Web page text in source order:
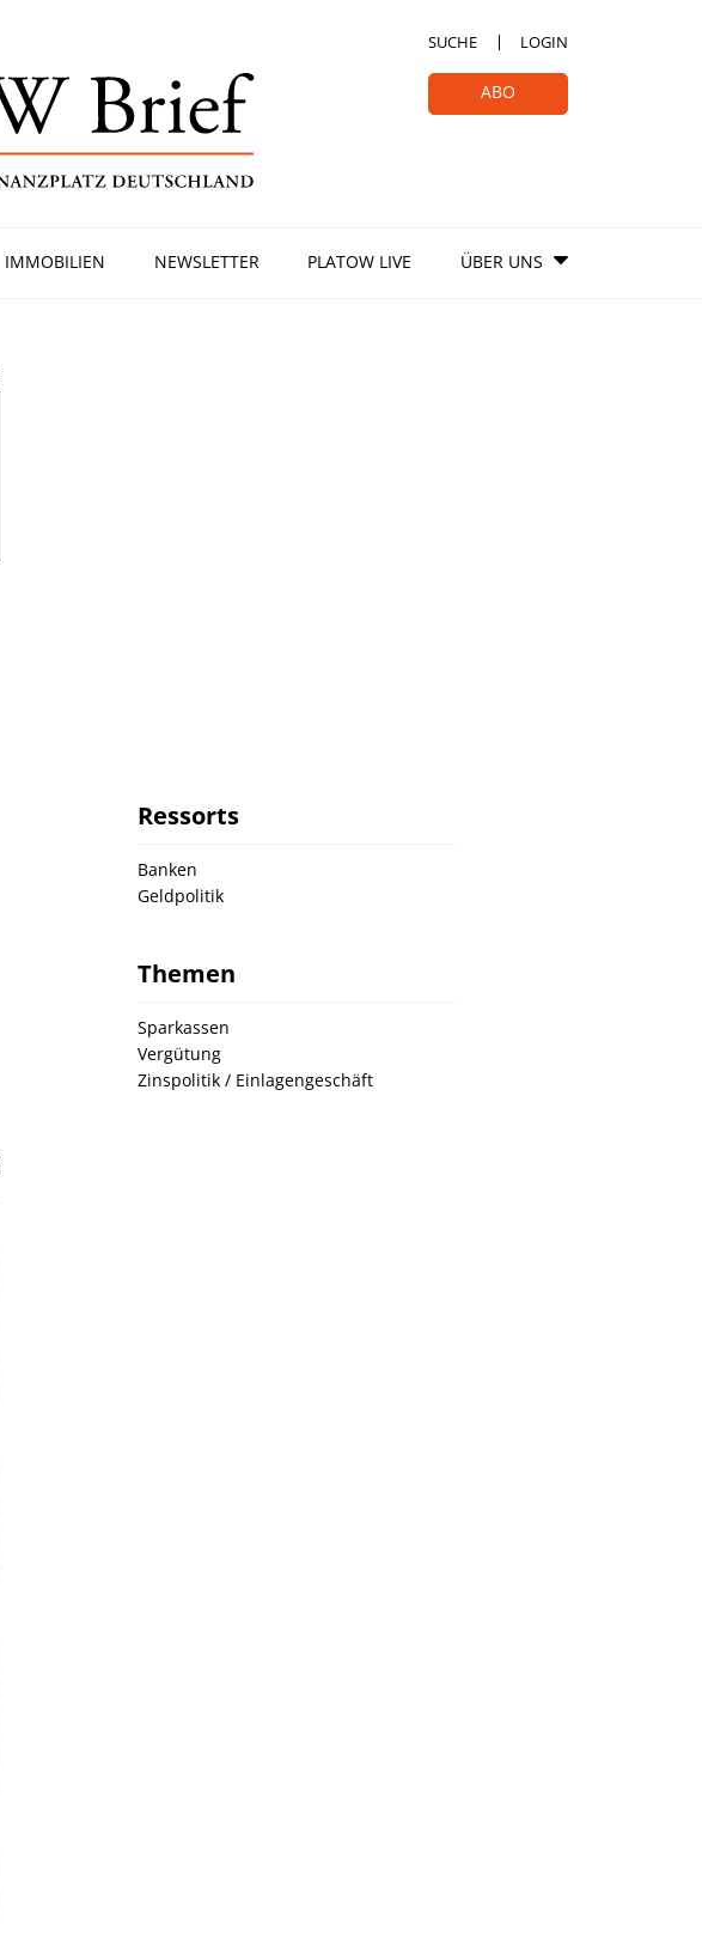
SUCHE LOGIN
ABO
IMMOBILIEN NEWSLETTER PLATOW LIVE ÜBER UNS
Ressorts
Banken
Geldpolitik
Themen
Sparkassen
Vergütung
Zinspolitik / Einlagengeschäft